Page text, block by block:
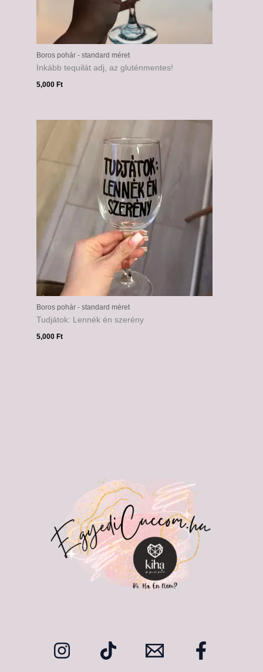
Boros pohár - standard méret
Inkább tequilát adj, az gluténmentes!
5,000Ft
Boros pohár - standard méret
Tudjátok: Lennék én szerény
5,000Ft